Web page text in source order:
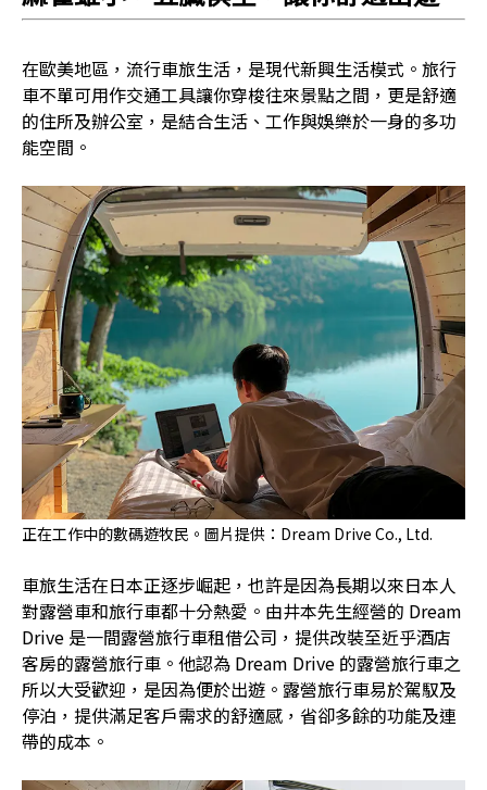
在歐美地區，流行車旅生活，是現代新興生活模式。旅行
車不單可用作交通工具讓你穿梭往來景點之間，更是舒適
的住所及辦公室，是結合生活、工作與娛樂於一身的多功
能空間。
正在工作中的數碼遊牧民。圖片提供：Dream Drive Co., Ltd.
車旅生活在日本正逐步崛起，也許是因為長期以來日本人
對露營車和旅行車都十分熱愛。由井本先生經營的 Dream
Drive 是一間露營旅行車租借公司，提供改裝至近乎酒店
客房的露營旅行車。他認為 Dream Drive 的露營旅行車之
所以大受歡迎，是因為便於出遊。露營旅行車易於駕馭及
停泊，提供滿足客戶需求的舒適感，省卻多餘的功能及連
帶的成本。